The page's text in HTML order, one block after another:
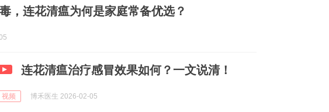
，连花清瘟为何是家庭常备优选？
连花清瘟治疗感冒效果如何？一文说清！
视频 博禾医生 2026-02-05